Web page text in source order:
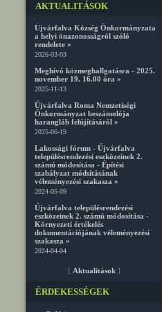
AKTUALITÁSOK
Újvárfalva Község Önkormányzata
a helyi önazonosságról szóló
rendelete »
2026-03-03
Meghívó közmeghallgatásra - 2025.
november 19. 16.00 óra »
2025-11-13
Újvárfalva Roma Nemzetiségi
Önkormányzat beszámolója
harangláb felújításáról »
2025-06-19
Lakossági fórum - Újvárfalva
településrendezési eszközeinek 2.
számú módosítása - Építési
szabályzat módsításának
véleményezési szakasza »
2024-05-09
Újvárfalva településrendezési
eszközeinek 2. számú módosítása -
Környezeti értékelés
dokumentációjának véleményezési
szakasza »
2024-04-04
[ Aktualitások ]
ÉRDEKESSÉGEK